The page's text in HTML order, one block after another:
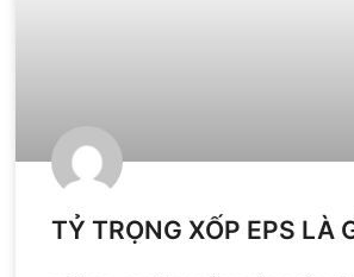
TỶ TRỌNG XỐP EPS LÀ